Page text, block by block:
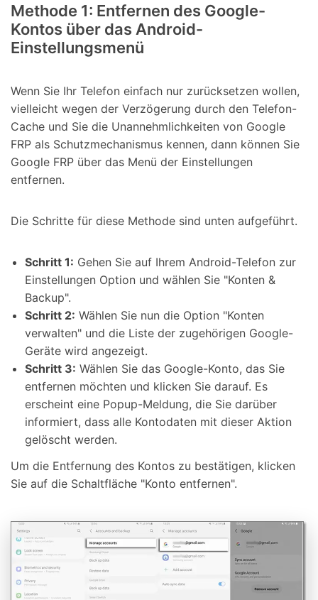
Methode 1: Entfernen des Google-
Kontos über das Android-
Einstellungsmenü
Wenn Sie Ihr Telefon einfach nur zurücksetzen wollen,
vielleicht wegen der Verzögerung durch den Telefon-
Cache und Sie die Unannehmlichkeiten von Google
FRP als Schutzmechanismus kennen, dann können Sie
Google FRP über das Menü der Einstellungen
entfernen.
Die Schritte für diese Methode sind unten aufgeführt.
Schritt 1: Gehen Sie auf Ihrem Android-Telefon zur
Einstellungen Option und wählen Sie "Konten &
Backup".
Schritt 2: Wählen Sie nun die Option "Konten
verwalten" und die Liste der zugehörigen Google-
Geräte wird angezeigt.
Schritt 3: Wählen Sie das Google-Konto, das Sie
entfernen möchten und klicken Sie darauf. Es
erscheint eine Popup-Meldung, die Sie darüber
informiert, dass alle Kontodaten mit dieser Aktion
gelöscht werden.
Um die Entfernung des Kontos zu bestätigen, klicken
Sie auf die Schaltfläche "Konto entfernen".